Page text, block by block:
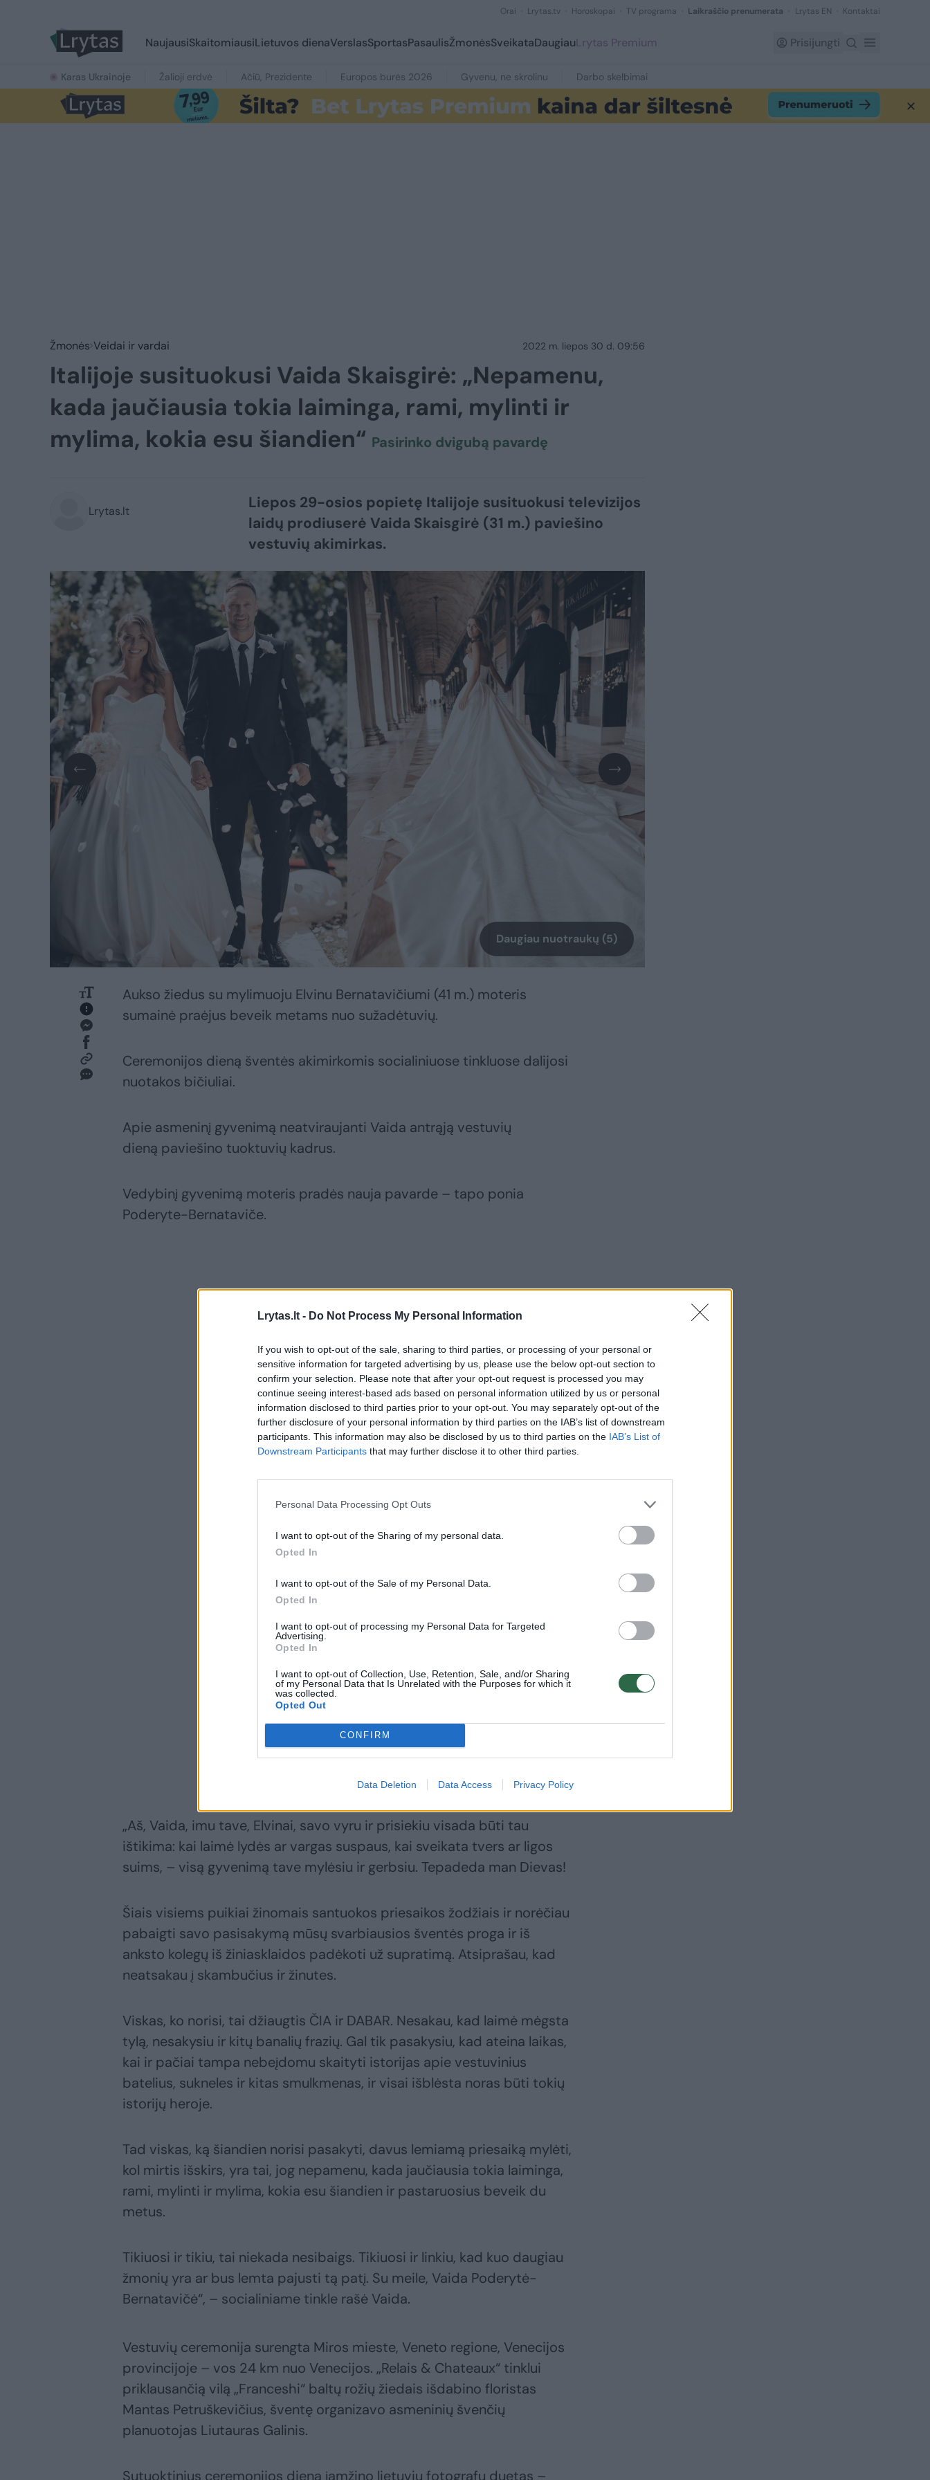
Lrytas.lt - Do Not Process My Personal Information
If you wish to opt-out of the sale, sharing to third parties, or processing of your personal or
sensitive information for targeted advertising by us, please use the below opt-out section to
confirm your selection. Please note that after your opt-out request is processed you may
continue seeing interest-based ads based on personal information utilized by us or personal
information disclosed to third parties prior to your opt-out. You may separately opt-out of the
further disclosure of your personal information by third parties on the IAB’s list of downstream
participants. This information may also be disclosed by us to third parties on the IAB’s List of
Downstream Participants that may further disclose it to other third parties.
Personal Data Processing Opt Outs
I want to opt-out of the Sharing of my personal data.
Opted In
I want to opt-out of the Sale of my Personal Data.
Opted In
I want to opt-out of processing my Personal Data for Targeted
Advertising.
Opted In
I want to opt-out of Collection, Use, Retention, Sale, and/or Sharing
of my Personal Data that Is Unrelated with the Purposes for which it
was collected.
Opted Out
CONFIRM
Data Deletion Data Access Privacy Policy
Orai Lrytas.tv Horoskopai TV programa Laikraščio prenumerata Lrytas EN Kontaktai
NaujausiSkaitomiausiLietuvos dienaVerslasSportasPasaulisŽmonėsSveikataDaugiauLrytas Premium Prisijungti
Karas Ukrainoje Žalioji erdvė Ačiū, Prezidente Europos burės 2026 Gyvenu, ne skrolinu Darbo skelbimai
Žmonės Veidai ir vardai 2022 m. liepos 30 d. 09:56
Italijoje susituokusi Vaida Skaisgirė: „Nepamenu,
kada jaučiausia tokia laiminga, rami, mylinti ir
mylima, kokia esu šiandien“ Pasirinko dvigubą pavardę
Lrytas.lt
Liepos 29-osios popietę Italijoje susituokusi televizijos
laidų prodiuserė Vaida Skaisgirė (31 m.) paviešino
vestuvių akimirkas.
Daugiau nuotraukų (5)
Aukso žiedus su mylimuoju Elvinu Bernatavičiumi (41 m.) moteris
sumainė praėjus beveik metams nuo sužadėtuvių.
Ceremonijos dieną šventės akimirkomis socialiniuose tinkluose dalijosi
nuotakos bičiuliai.
Apie asmeninį gyvenimą neatviraujanti Vaida antrąją vestuvių
dieną paviešino tuoktuvių kadrus.
Vedybinį gyvenimą moteris pradės nauja pavarde – tapo ponia
Poderyte-Bernataviče.
„Aš, Vaida, imu tave, Elvinai, savo vyru ir prisiekiu visada būti tau
ištikima: kai laimė lydės ar vargas suspaus, kai sveikata tvers ar ligos
suims, – visą gyvenimą tave mylėsiu ir gerbsiu. Tepadeda man Dievas!
Šiais visiems puikiai žinomais santuokos priesaikos žodžiais ir norėčiau
pabaigti savo pasisakymą mūsų svarbiausios šventės proga ir iš
anksto kolegų iš žiniasklaidos padėkoti už supratimą. Atsiprašau, kad
neatsakau į skambučius ir žinutes.
Viskas, ko norisi, tai džiaugtis ČIA ir DABAR. Nesakau, kad laimė mėgsta
tylą, nesakysiu ir kitų banalių frazių. Gal tik pasakysiu, kad ateina laikas,
kai ir pačiai tampa nebeįdomu skaityti istorijas apie vestuvinius
batelius, sukneles ir kitas smulkmenas, ir visai išblėsta noras būti tokių
istorijų heroje.
Tad viskas, ką šiandien norisi pasakyti, davus lemiamą priesaiką mylėti,
kol mirtis išskirs, yra tai, jog nepamenu, kada jaučiausia tokia laiminga,
rami, mylinti ir mylima, kokia esu šiandien ir pastaruosius beveik du
metus.
Tikiuosi ir tikiu, tai niekada nesibaigs. Tikiuosi ir linkiu, kad kuo daugiau
žmonių yra ar bus lemta pajusti tą patį. Su meile, Vaida Poderytė-
Bernatavičė“, – socialiniame tinkle rašė Vaida.
Vestuvių ceremonija surengta Miros mieste, Veneto regione, Venecijos
provincijoje – vos 24 km nuo Venecijos. „Relais & Chateaux“ tinklui
priklausančią vilą „Franceshi“ baltų rožių žiedais išdabino floristas
Mantas Petruškevičius, šventę organizavo asmeninių švenčių
planuotojas Liutauras Galinis.
Sutuoktinius ceremonijos dieną įamžino lietuvių fotografų duetas –